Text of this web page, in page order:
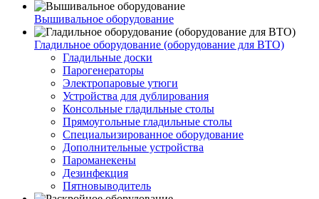
Вышивальное оборудование
Гладильное оборудование (оборудование для ВТО)
Гладильные доски
Парогенераторы
Электропаровые утюги
Устройства для дублирования
Консольные гладильные столы
Прямоугольные гладильные столы
Специальизированное оборудование
Дополнительные устройства
Пароманекены
Дезинфекция
Пятновыводитель